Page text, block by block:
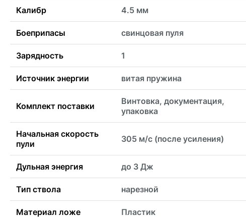
Калибр 4.5 мм
Боеприпасы свинцовая пуля
Зарядность 1
Источник энергии витая пружина
Комплект поставки
Винтовка, документация,
упаковка
Начальная скорость
пули
305 м/с (после усиления)
Дульная энергия до 3 Дж
Тип ствола нарезной
Материал ложе Пластик